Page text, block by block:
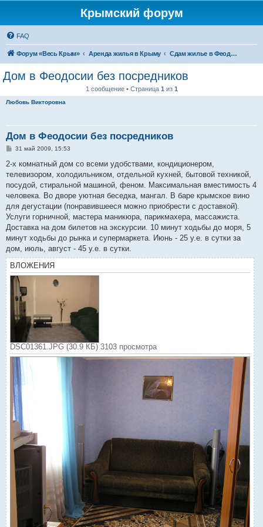
Крымский форум
FAQ
Форум «Весь Крым» Аренда жилья в Крыму Сдам жилье в Феодосии - аренда жилья от хозяев
Дом в Феодосии без посредников
1 сообщение • Страница 1 из 1
Любовь Викторовна
Дом в Феодосии без посредников
С
о
щ
е
и
е
31 май 2009, 15:53
2-х комнатный дом со всеми удобствами, кондиционером,
телевизором, холодильником, отдельной кухней, бытовой техникой,
посудой, стиральной машиной, феном. Максимальная вместимость 4
человека. Во дворе уютная беседка, мангал. В баре крымское вино
для дегустации (понравившееся можно приобрести с доставкой).
Услуги горничной, мастера маникюра, парикмахера, массажиста.
Доставка на дом билетов на экскурсии. 10 минут ходьбы до моря, 5
минут ходьбы до рынка и супермаркета. Июнь - 25 у.е. в сутки за
дом, июль, август - 45 у.е. в сутки.
ВЛОЖЕНИЯ
DSC01361.JPG (30.9 КБ) 3103 просмотра